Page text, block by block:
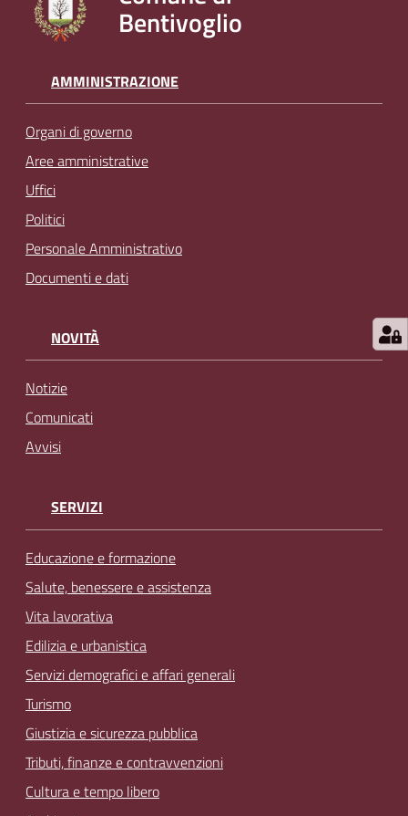
Tutti
gli
Seguici
su
Bentivoglio
AMMINISTRAZIONE
Organi di governo
Aree amministrative
Uffici
Politici
Personale Amministrativo
Documenti e dati
NOVITÀ
Notizie
Comunicati
Avvisi
SERVIZI
Educazione e formazione
Salute, benessere e assistenza
Vita lavorativa
Edilizia e urbanistica
Servizi demografici e affari generali
Turismo
Giustizia e sicurezza pubblica
Tributi, finanze e contravvenzioni
Cultura e tempo libero